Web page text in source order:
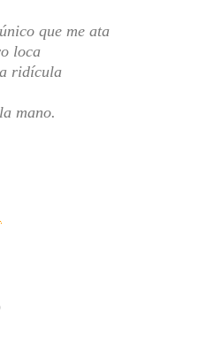
que me ata
loca
ridícula
mano.